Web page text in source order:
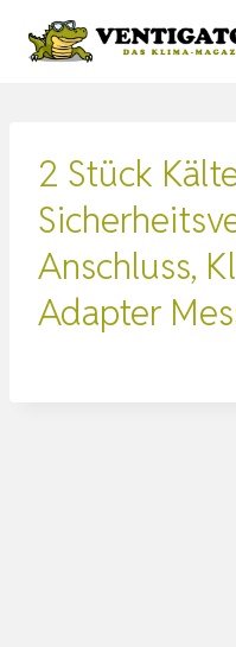
Inhalt
2 Stück
Anschluss,
Adapter